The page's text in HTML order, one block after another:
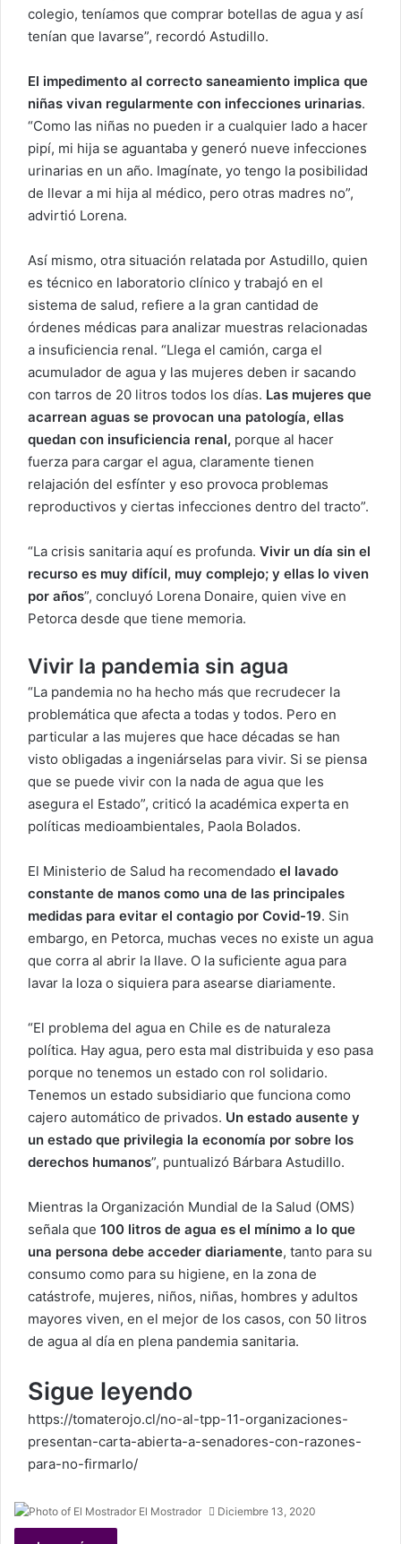
colegio, teníamos que comprar botellas de agua y así
tenían que lavarse”, recordó Astudillo.
El impedimento al correcto saneamiento implica que
niñas vivan regularmente con infecciones urinarias.
“Como las niñas no pueden ir a cualquier lado a hacer
pipí, mi hija se aguantaba y generó nueve infecciones
urinarias en un año. Imagínate, yo tengo la posibilidad
de llevar a mi hija al médico, pero otras madres no”,
advirtió Lorena.
Así mismo, otra situación relatada por Astudillo, quien
es técnico en laboratorio clínico y trabajó en el
sistema de salud, refiere a la gran cantidad de
órdenes médicas para analizar muestras relacionadas
a insuficiencia renal. “Llega el camión, carga el
acumulador de agua y las mujeres deben ir sacando
con tarros de 20 litros todos los días. Las mujeres que
acarrean aguas se provocan una patología, ellas
quedan con insuficiencia renal, porque al hacer
fuerza para cargar el agua, claramente tienen
relajación del esfínter y eso provoca problemas
reproductivos y ciertas infecciones dentro del tracto”.
“La crisis sanitaria aquí es profunda. Vivir un día sin el
recurso es muy difícil, muy complejo; y ellas lo viven
por años”, concluyó Lorena Donaire, quien vive en
Petorca desde que tiene memoria.
Vivir la pandemia sin agua
“La pandemia no ha hecho más que recrudecer la
problemática que afecta a todas y todos. Pero en
particular a las mujeres que hace décadas se han
visto obligadas a ingeniárselas para vivir. Si se piensa
que se puede vivir con la nada de agua que les
asegura el Estado”, criticó la académica experta en
políticas medioambientales, Paola Bolados.
El Ministerio de Salud ha recomendado el lavado
constante de manos como una de las principales
medidas para evitar el contagio por Covid-19. Sin
embargo, en Petorca, muchas veces no existe un agua
que corra al abrir la llave. O la suficiente agua para
lavar la loza o siquiera para asearse diariamente.
“El problema del agua en Chile es de naturaleza
política. Hay agua, pero esta mal distribuida y eso pasa
porque no tenemos un estado con rol solidario.
Tenemos un estado subsidiario que funciona como
cajero automático de privados. Un estado ausente y
un estado que privilegia la economía por sobre los
derechos humanos”, puntualizó Bárbara Astudillo.
Mientras la Organización Mundial de la Salud (OMS)
señala que 100 litros de agua es el mínimo a lo que
una persona debe acceder diariamente, tanto para su
consumo como para su higiene, en la zona de
catástrofe, mujeres, niños, niñas, hombres y adultos
mayores viven, en el mejor de los casos, con 50 litros
de agua al día en plena pandemia sanitaria.
Sigue leyendo
https://tomaterojo.cl/no-al-tpp-11-organizaciones-
presentan-carta-abierta-a-senadores-con-razones-
para-no-firmarlo/
El Mostrador Diciembre 13, 2020